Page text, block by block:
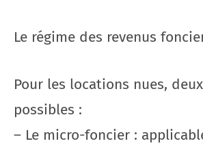
Le régime des revenus
Pour les locations nues,
possibles :
– Le micro-foncier :